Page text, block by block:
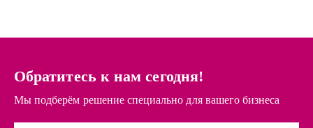
Обратитесь к нам сегодня!
Мы подберём решение специально для вашего бизнеса